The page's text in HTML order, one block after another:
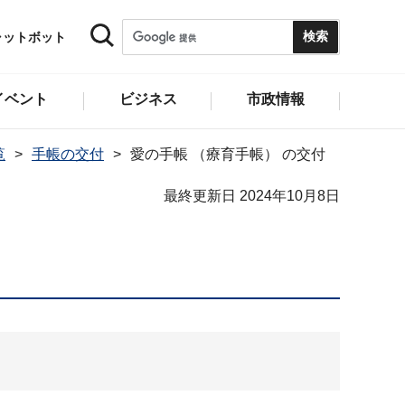
トボット
ント ビジネス 市政情報
手帳の交付 愛の手帳 （療育手帳） の交付
最終更新日 2024年10月8日